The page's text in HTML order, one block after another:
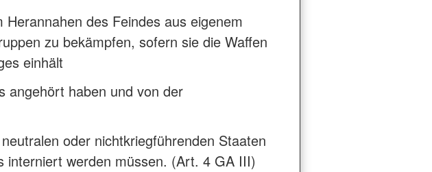
des Feindes aus eigenem
zu bekämpfen, sofern sie die Waffen
einhält
angehört haben und von der
oder nichtkriegführenden Staaten
interniert werden müssen. (Art. 4 GA III)